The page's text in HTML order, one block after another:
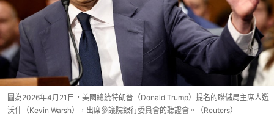
圖為2026年4月21日，美國總統特朗普（Donald Trump）提名的聯儲局主席人選
沃什（Kevin Warsh），出席參議院銀行委員會的聽證會。（Reuters）